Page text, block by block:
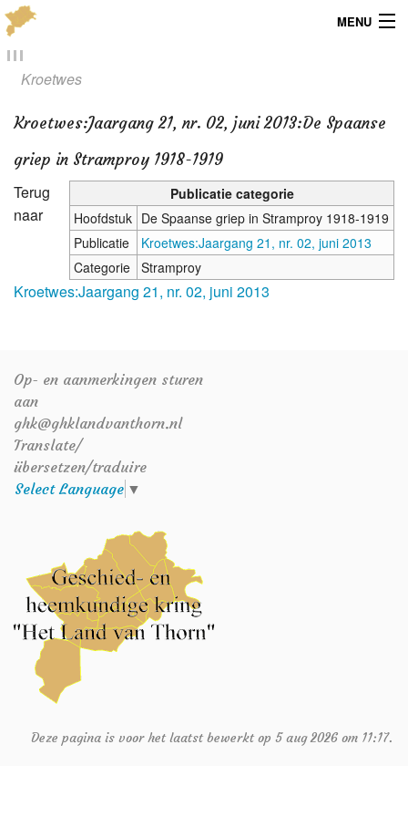
MENU
Menu
Locaties
Kroetwes
Kroetwes:Jaargang 21, nr. 02, juni 2013:De Spaanse
griep in Stramproy 1918-1919
Publicatie categorie
Hoofdstuk De Spaanse griep in Stramproy 1918-1919
Publicatie
Kroetwes:Jaargang 21, nr. 02, juni 2013
Categorie
Stramproy
Terug
naar
Kroetwes:Jaargang 21, nr. 02, juni 2013
Op- en aanmerkingen sturen
aan
ghk@ghklandvanthorn.nl
Translate/
übersetzen/traduire
Select Language ▼
Deze pagina is voor het laatst bewerkt op 5 aug 2026 om 11:17.